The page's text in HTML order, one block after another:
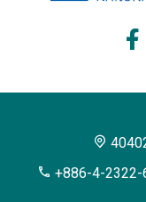
博
+886-4-2322-